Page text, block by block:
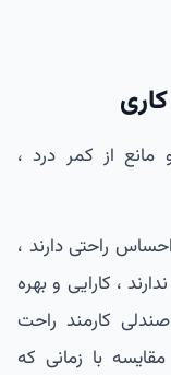
مانع از کمر درد ،
راحتی دارند ،
، کارایی و بهره
کارمند راحت
با زمانی که